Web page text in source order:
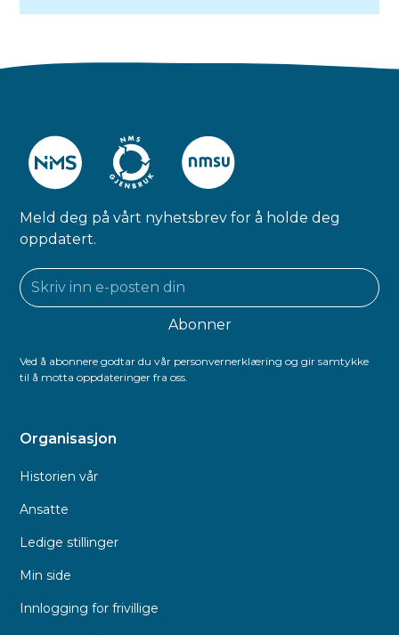
Meld deg på vårt nyhetsbrev for å holde deg
oppdatert.
Ved å abonnere godtar du vår personvernerklæring og gir samtykke
til å motta oppdateringer fra oss.
Organisasjon
Historien vår
Ansatte
Ledige stillinger
Min side
Innlogging for frivillige